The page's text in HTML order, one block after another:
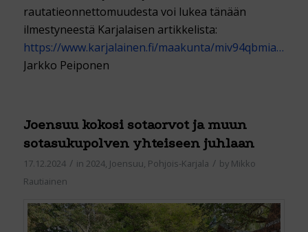
rautatieonnettomuudesta voi lukea tänään
ilmestyneestä Karjalaisen artikkelista:
https://www.karjalainen.fi/maakunta/miv94qbmia…
Jarkko Peiponen
Joensuu kokosi sotaorvot ja muun
sotasukupolven yhteiseen juhlaan
17.12.2024 / in 2024, Joensuu, Pohjois-Karjala / by Mikko
Rautiainen